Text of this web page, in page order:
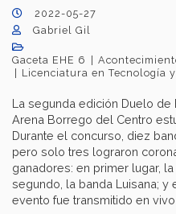
2022-05-27
Gabriel Gil
Gaceta EHE 6
Licenciatura en Tecnología
La segunda edición Duelo
Arena Borrego del Centro
Durante el concurso, diez
pero solo tres lograron
ganadores: en primer lugar,
segundo, la banda Luisana; y
evento fue transmitido en